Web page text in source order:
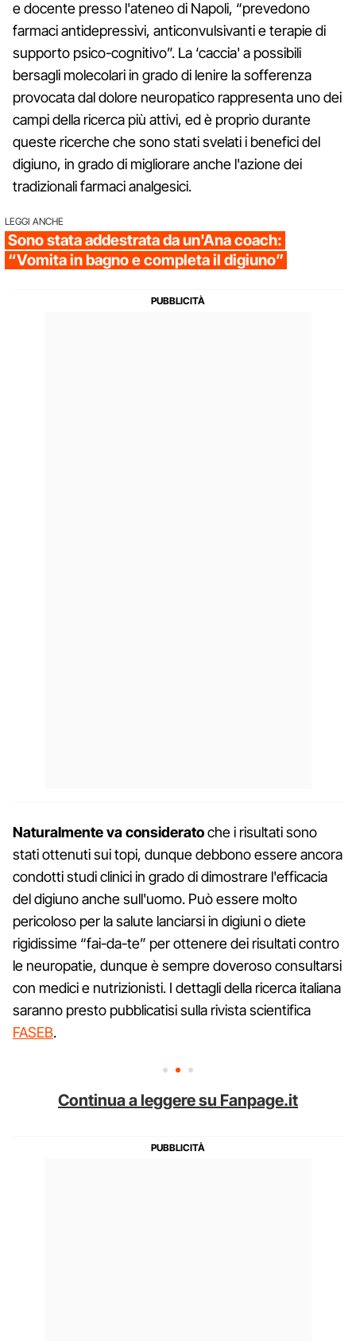
e docente presso l'ateneo di Napoli, “prevedono
farmaci antidepressivi, anticonvulsivanti e terapie di
supporto psico-cognitivo”. La ‘caccia' a possibili
bersagli molecolari in grado di lenire la sofferenza
provocata dal dolore neuropatico rappresenta uno dei
campi della ricerca più attivi, ed è proprio durante
queste ricerche che sono stati svelati i benefici del
digiuno, in grado di migliorare anche l'azione dei
tradizionali farmaci analgesici.
LEGGI ANCHE
Sono stata addestrata da un'Ana coach:
“Vomita in bagno e completa il digiuno”
Naturalmente va consideratoche i risultati sono
stati ottenuti sui topi, dunque debbono essere ancora
condotti studi clinici in grado di dimostrare l'efficacia
del digiuno anche sull'uomo. Può essere molto
pericoloso per la salute lanciarsi in digiuni o diete
rigidissime “fai-da-te” per ottenere dei risultati contro
le neuropatie, dunque è sempre doveroso consultarsi
con medici e nutrizionisti. I dettagli della ricerca italiana
saranno presto pubblicatisi sulla rivista scientifica
FASEB.
Continua a leggere su Fanpage.it